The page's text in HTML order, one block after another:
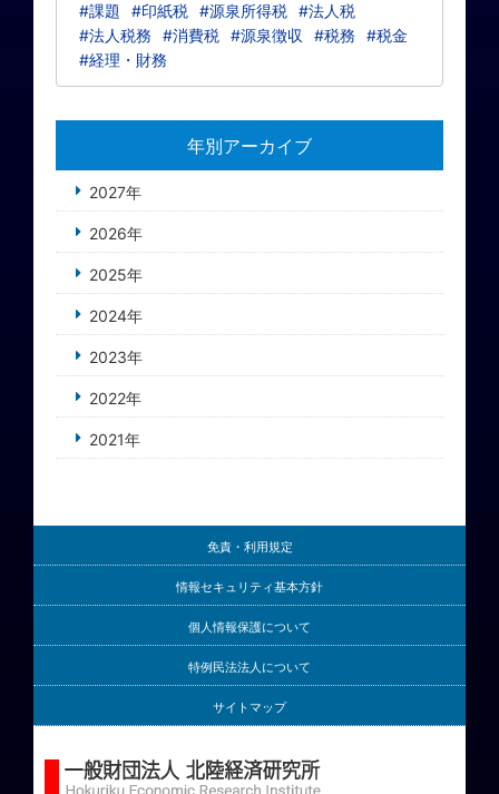
#課題
#印紙税 #源泉所得税 #法人税
#法人税務
#消費税 #源泉徴収 #税務
#税金
#経理・財務
年別アーカイブ
2027年
2026年
2025年
2024年
2023年
2022年
2021年
免責・利用規定
情報セキュリティ基本方針
個人情報保護について
特例民法法人について
サイトマップ